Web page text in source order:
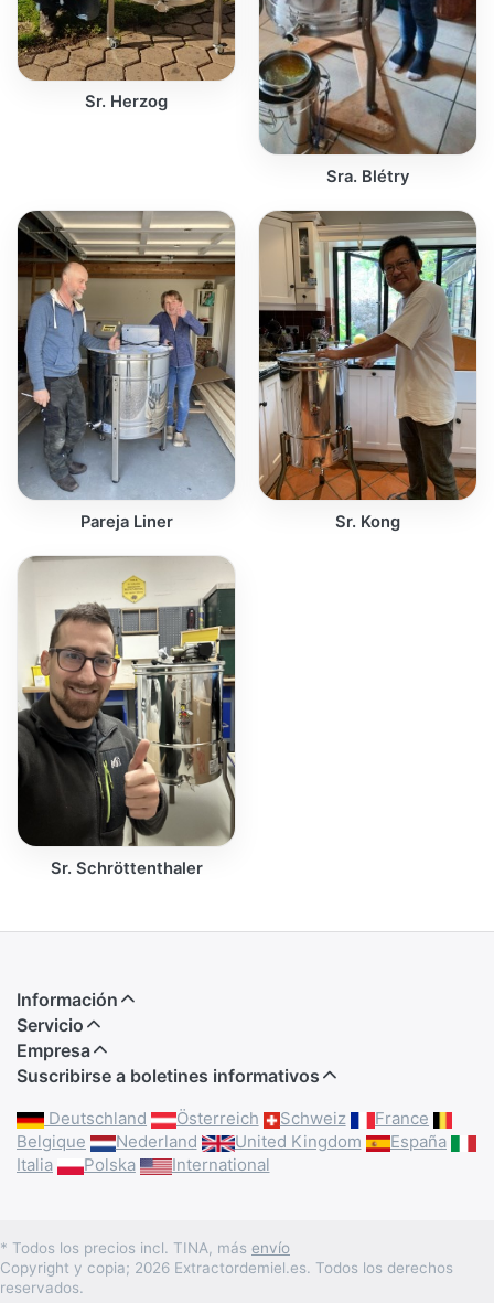
Sr. Herzog
Sra. Blétry
Pareja Liner Sr. Kong
Sr. Schröttenthaler
Información
Servicio
Empresa
Suscribirse a boletines informativos
Deutschland Österreich Schweiz
France
Belgique
Nederland United Kingdom
España
Italia
Polska International
* Todos los precios incl. TINA, más envío
Copyright y copia; 2026 Extractordemiel.es. Todos los derechos
reservados.